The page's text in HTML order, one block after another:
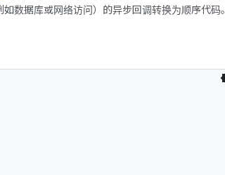
数据库或网络访问）的异步回调转换为顺序代码。